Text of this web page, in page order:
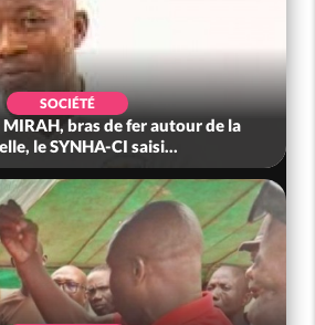
SOCIÉTÉ
bras de fer autour de la
le SYNHA-CI saisi...